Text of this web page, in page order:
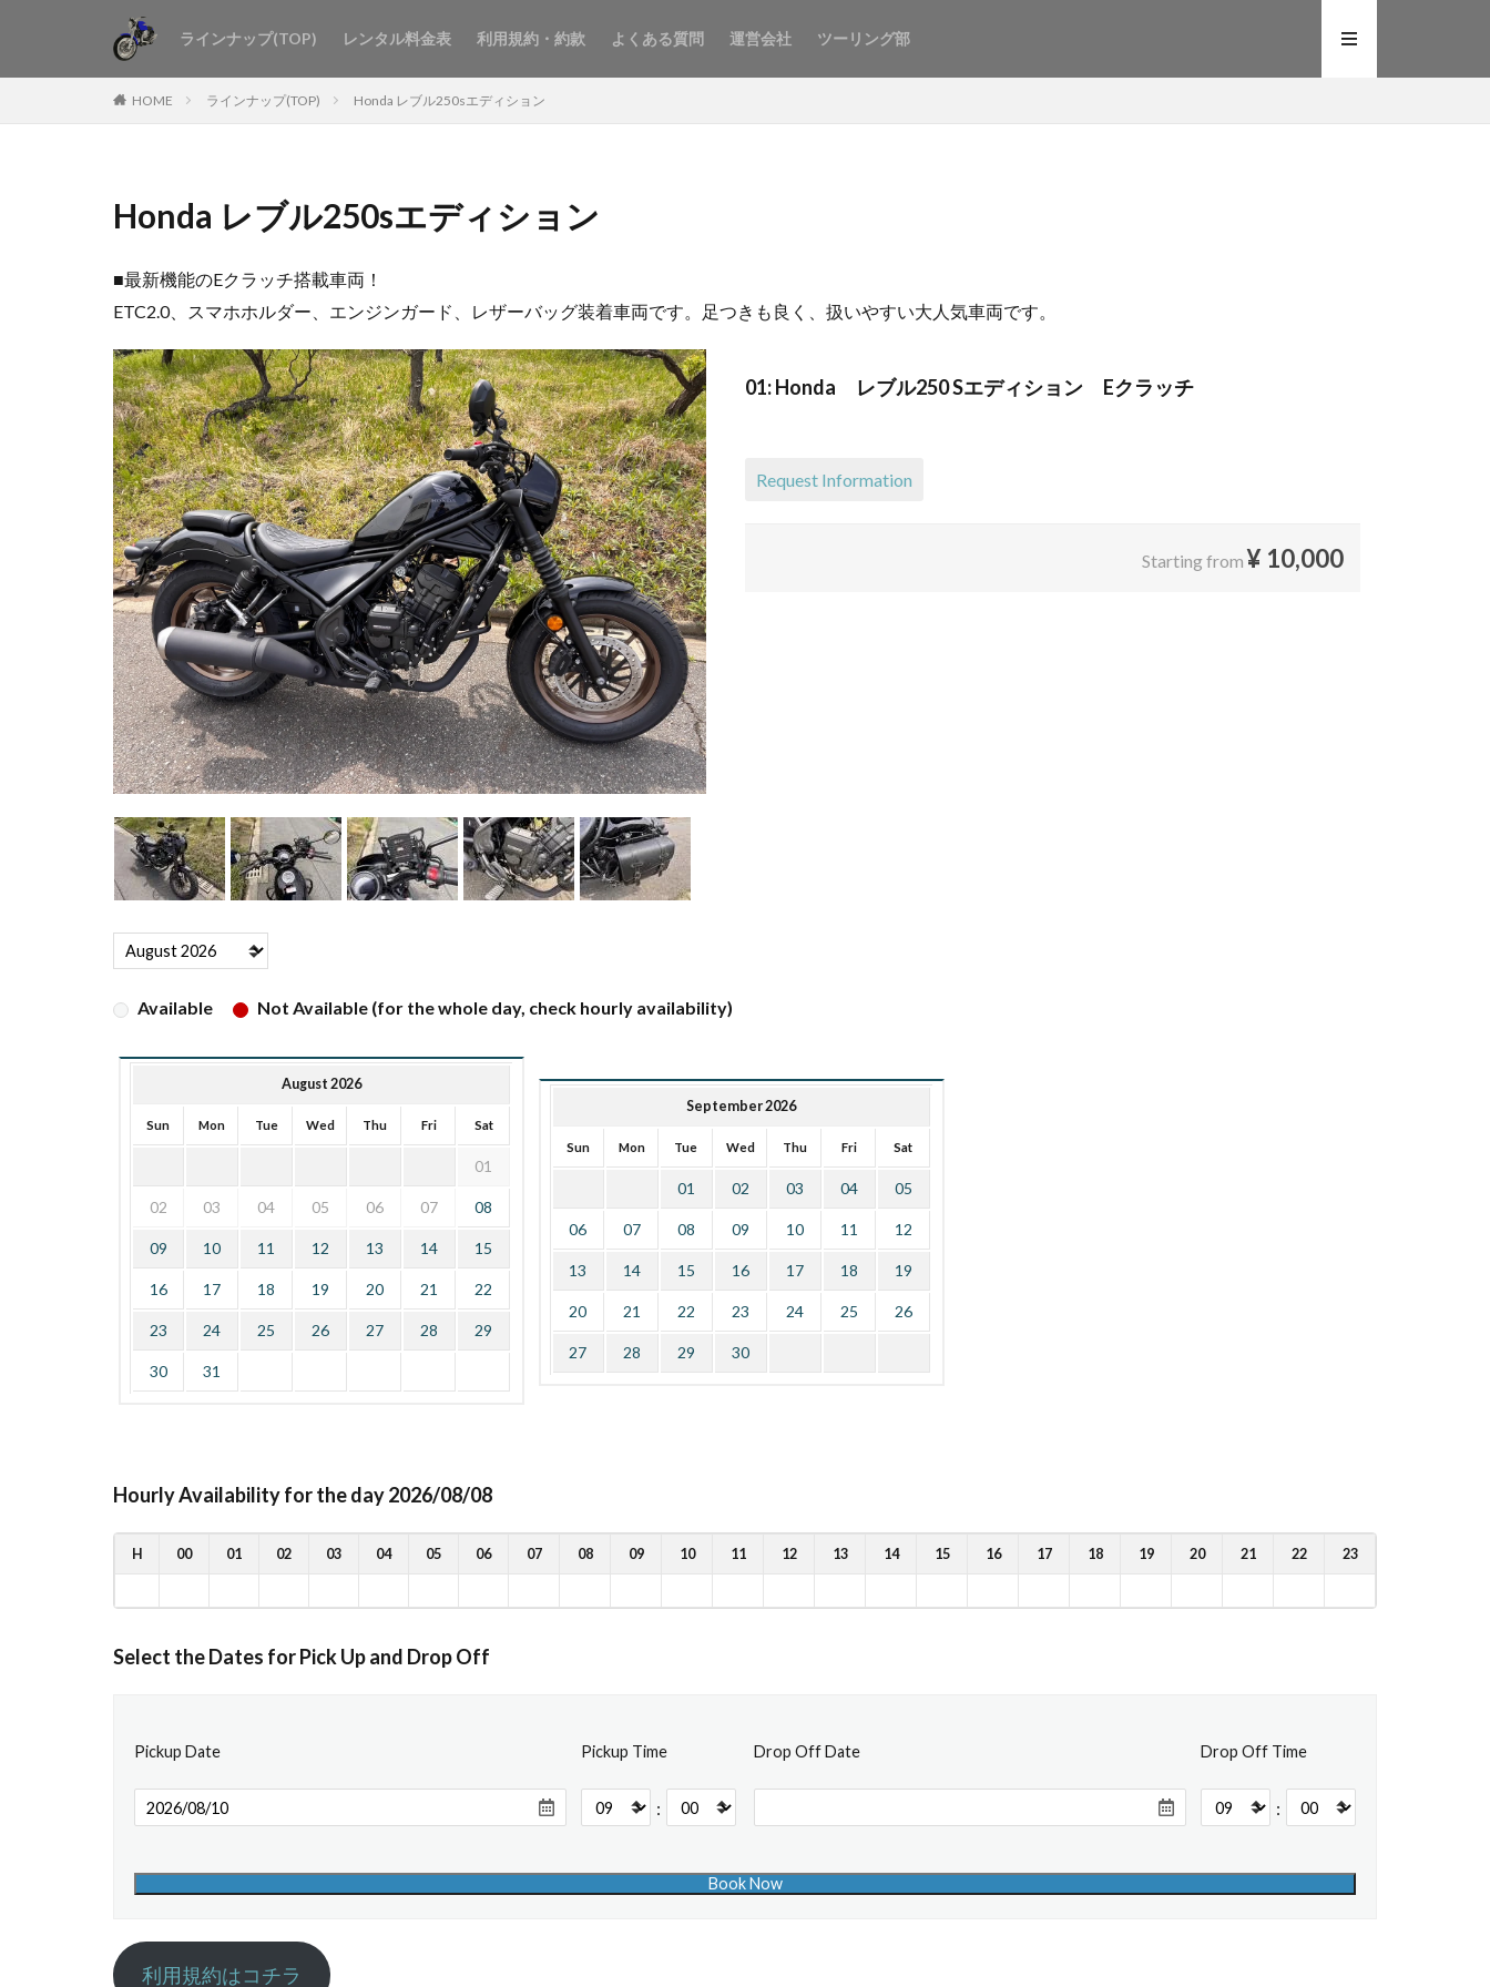
ラインナップ(TOP) レンタル料金表 利用規約・約款 よくある質問 運営会社 ツーリング部
HOME ラインナップ(TOP) Honda レブル250sエディション
Honda レブル250sエディション
■最新機能のEクラッチ搭載車両！
ETC2.0、スマホホルダー、エンジンガード、レザーバッグ装着車両です。足つきも良く、扱いやすい大人気車両です。
01: Honda レブル250 Sエディション Eクラッチ
Request Information
Starting from ¥ 10,000
Available Not Available (for the whole day, check hourly availability)
August 2026
Sun Mon Tue Wed Thu Fri Sat
01
02 03 04 05 06 07 08
09 10 11 12 13 14 15
16 17 18 19 20 21 22
23 24 25 26 27 28 29
30 31
September 2026
Sun Mon Tue Wed Thu Fri Sat
01 02 03 04 05
06 07 08 09 10 11 12
13 14 15 16 17 18 19
20 21 22 23 24 25 26
27 28 29 30
Hourly Availability for the day 2026/08/08
H 00 01 02 03 04 05 06 07 08 09 10 11 12 13 14 15 16 17 18 19 20 21 22 23
Select the Dates for Pick Up and Drop Off
Pickup Date Pickup Time
:
Drop Off Date Drop Off Time
:
利用規約はコチラ